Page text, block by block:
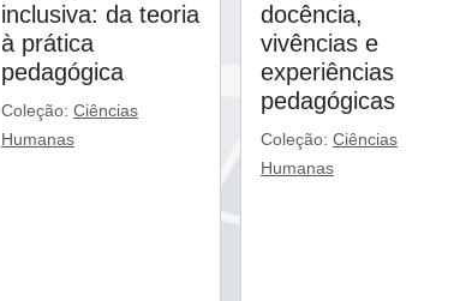
inclusiva: da teoria
à prática
pedagógica
Coleção: Ciências
Humanas
docência,
vivências e
experiências
pedagógicas
Coleção: Ciências
Humanas